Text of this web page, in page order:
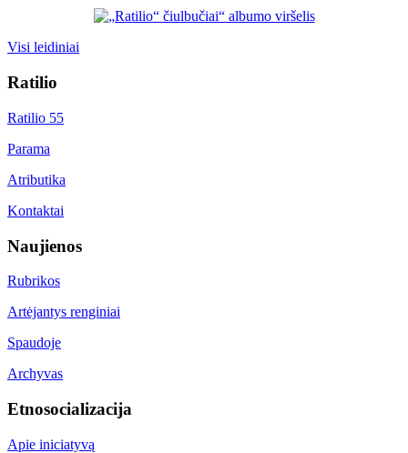
Visi leidiniai
Ratilio
Ratilio 55
Parama
Atributika
Kontaktai
Naujienos
Rubrikos
Artėjantys renginiai
Spaudoje
Archyvas
Etnosocializacija
Apie iniciatyvą